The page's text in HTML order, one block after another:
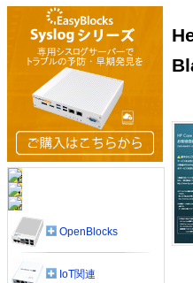
OpenBlocks
IoT関連